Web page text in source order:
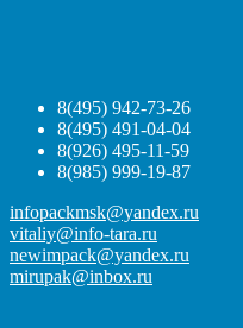
8(495) 942-73-26
8(495) 491-04-04
8(926) 495-11-59
8(985) 999-19-87
infopackmsk@yandex.ru
vitaliy@info-tara.ru
newimpack@yandex.ru
mirupak@inbox.ru